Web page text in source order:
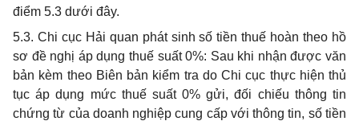
điểm 5.3 dưới đây.
5.3. Chi cục Hải quan phát sinh số tiền thuế hoàn theo hồ
sơ đề nghị áp dụng thuế suất 0%: Sau khi nhận được văn
bản kèm theo Biên bản kiểm tra do Chi cục thực hiện thủ
tục áp dụng mức thuế suất 0% gửi, đối chiếu thông tin
chứng từ của doanh nghiệp cung cấp với thông tin, số tiền